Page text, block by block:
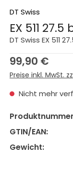
DT Swiss
EX 511
DT Swiss EX 511
Regulärer Preis:
99,90 €
Preise inkl. MwSt.
Nicht mehr
GTIN/EAN:
Gewicht: